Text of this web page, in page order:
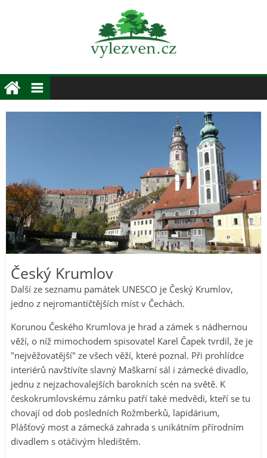
Český Krumlov
Další ze seznamu památek UNESCO je Český Krumlov,
jedno z nejromantičtějších míst v Čechách.
Korunou Českého Krumlova je hrad a zámek s nádhernou
věží, o níž mimochodem spisovatel Karel Čapek tvrdil, že je
"nejvěžovatější" ze všech věží, které poznal. Při prohlídce
interiérů navštívíte slavný Maškarní sál i zámecké divadlo,
jednu z nejzachovalejších barokních scén na světě. K
českokrumlovskému zámku patří také medvědi, kteří se tu
chovají od dob posledních Rožmberků, lapidárium,
Plášťový most a zámecká zahrada s unikátním přírodním
divadlem s otáčivým hledištěm.